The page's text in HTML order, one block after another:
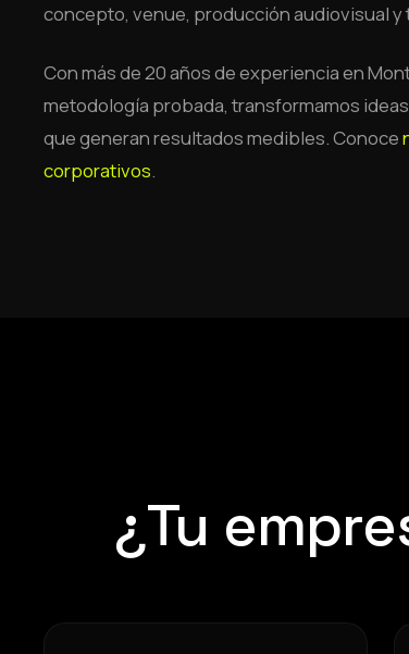
concepto, venue, producción audiovisual y
Con más de 20 años de experiencia en
metodología probada, transformamos
que generan resultados medibles. Conoce
corporativos.
¿Tu